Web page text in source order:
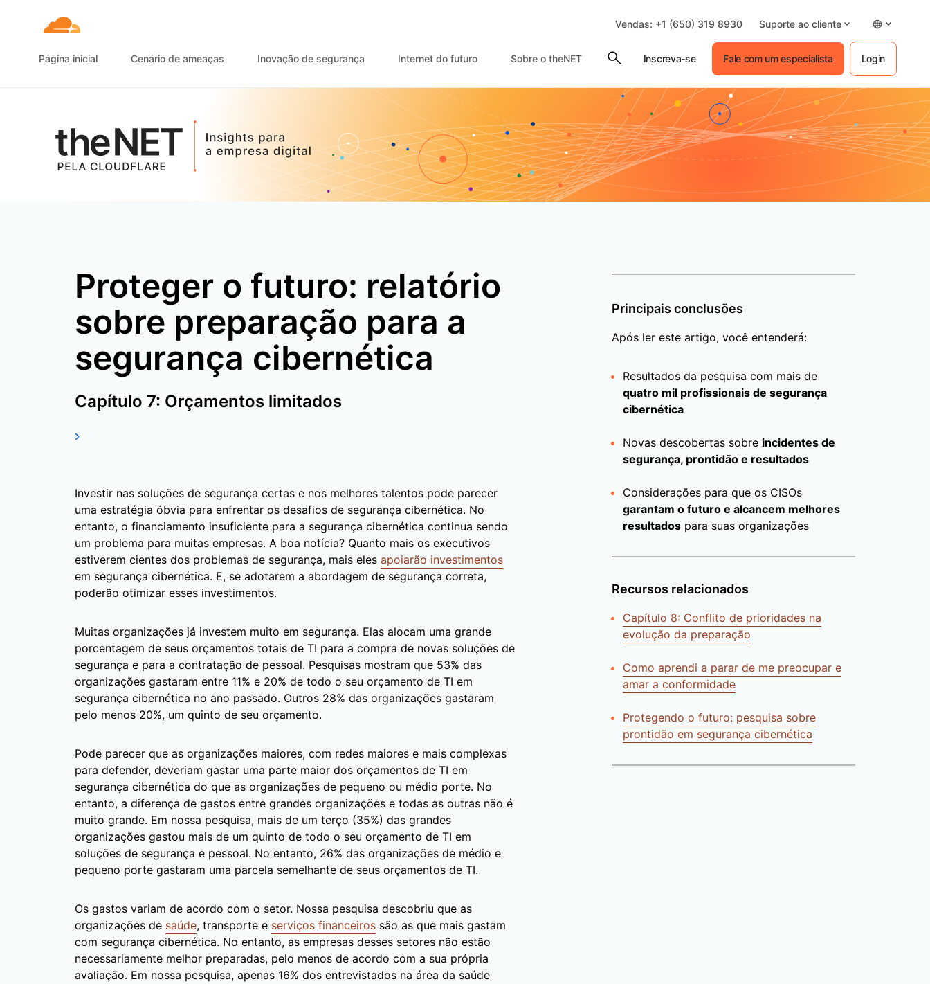
Vendas: +1 (650) 319 8930 Suporte ao cliente
Página inicial Cenário de ameaças Inovação de segurança Internet do futuro Sobre o theNET Inscreva-se Fale com um especialista Login
Proteger o futuro: relatório
sobre preparação para a
segurança cibernética
Capítulo 7: Orçamentos limitados
Investir nas soluções de segurança certas e nos melhores talentos pode parecer
uma estratégia óbvia para enfrentar os desafios de segurança cibernética. No
entanto, o financiamento insuficiente para a segurança cibernética continua sendo
um problema para muitas empresas. A boa notícia? Quanto mais os executivos
estiverem cientes dos problemas de segurança, mais eles apoiarão investimentos
em segurança cibernética. E, se adotarem a abordagem de segurança correta,
poderão otimizar esses investimentos.
Muitas organizações já investem muito em segurança. Elas alocam uma grande
porcentagem de seus orçamentos totais de TI para a compra de novas soluções de
segurança e para a contratação de pessoal. Pesquisas mostram que 53% das
organizações gastaram entre 11% e 20% de todo o seu orçamento de TI em
segurança cibernética no ano passado. Outros 28% das organizações gastaram
pelo menos 20%, um quinto de seu orçamento.
Pode parecer que as organizações maiores, com redes maiores e mais complexas
para defender, deveriam gastar uma parte maior dos orçamentos de TI em
segurança cibernética do que as organizações de pequeno ou médio porte. No
entanto, a diferença de gastos entre grandes organizações e todas as outras não é
muito grande. Em nossa pesquisa, mais de um terço (35%) das grandes
organizações gastou mais de um quinto de todo o seu orçamento de TI em
soluções de segurança e pessoal. No entanto, 26% das organizações de médio e
pequeno porte gastaram uma parcela semelhante de seus orçamentos de TI.
Os gastos variam de acordo com o setor. Nossa pesquisa descobriu que as
organizações de saúde, transporte e serviços financeiros são as que mais gastam
com segurança cibernética. No entanto, as empresas desses setores não estão
necessariamente melhor preparadas, pelo menos de acordo com a sua própria
avaliação. Em nossa pesquisa, apenas 16% dos entrevistados na área da saúde
Principais conclusões
Após ler este artigo, você entenderá:
Resultados da pesquisa com mais de
quatro mil profissionais de segurança
cibernética
Novas descobertas sobre incidentes de
segurança, prontidão e resultados
Considerações para que os CISOs
garantam o futuro e alcancem melhores
resultadospara suas organizações
Recursos relacionados
Capítulo 8: Conflito de prioridades na
evolução da preparação
Como aprendi a parar de me preocupar e
amar a conformidade
Protegendo o futuro: pesquisa sobre
prontidão em segurança cibernética